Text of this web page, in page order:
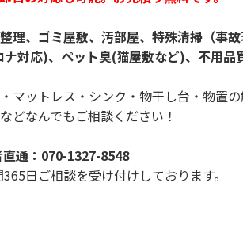
理、ゴミ屋敷、汚部屋、特殊清掃（事故
対応)、ペット臭(猫屋敷など)、不用品
マットレス・シンク・物干し台・物置
どなんでもご相談ください！
通： 070-1327-8548
日ご相談を受け付けしております。